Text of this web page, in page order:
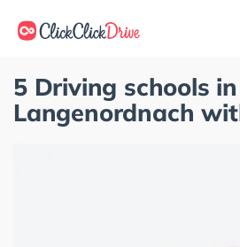
5 Driving schools in
Langenordnach